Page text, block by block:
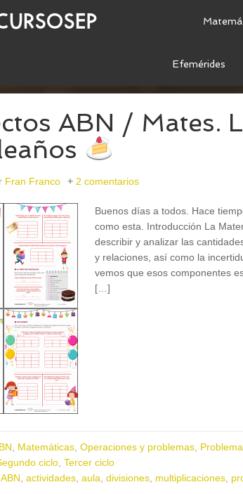
Efemérides
ABN / Mates.
Fran Franco 2 comentarios
Buenos días a todos. Hace
como esta. Introducción La
describir y analizar las
y relaciones, así como la
vemos que esos componentes
[…]
, Matemáticas, Operaciones y problemas,
ciclo, Tercer ciclo
ABN, actividades, aula, divisiones, multiplicaciones,